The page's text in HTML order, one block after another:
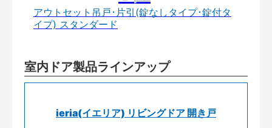
アウトセット吊戸･片引(錠なしタイプ･錠付タ
イプ) スタンダード
室内ドア製品ラインアップ
ieria(イエリア) リビングドア 開き戸